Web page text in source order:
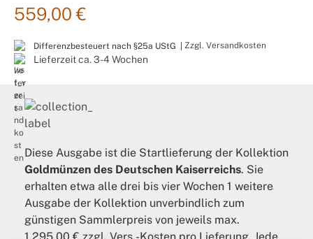
559,00 €
Differenzbesteuert nach §25a UStG | Zzgl. Versandkosten
Lieferzeit ca. 3-4 Wochen
Diese Ausgabe ist die Startlieferung der Kollektion
Goldmünzen des Deutschen Kaiserreichs. Sie
erhalten etwa alle drei bis vier Wochen 1 weitere
Ausgabe der Kollektion unverbindlich zum
günstigen Sammlerpreis von jeweils max.
1.295,00 € zzgl. Vers.-Kosten pro Lieferung. Jede